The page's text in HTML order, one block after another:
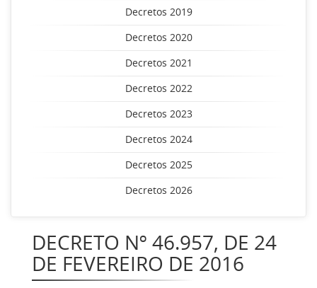
Decretos 2019
Decretos 2020
Decretos 2021
Decretos 2022
Decretos 2023
Decretos 2024
Decretos 2025
Decretos 2026
DECRETO Nº 46.957, DE 24
DE FEVEREIRO DE 2016